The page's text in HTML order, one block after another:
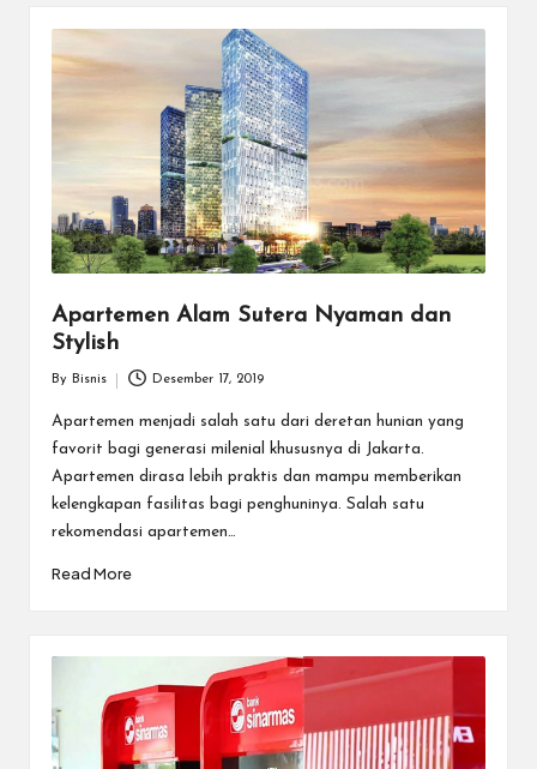
Apartemen Alam Sutera Nyaman dan
Stylish
by
By Bisnis Desember 17, 2019
Apartemen menjadi salah satu dari deretan hunian yang
favorit bagi generasi milenial khususnya di Jakarta.
Apartemen dirasa lebih praktis dan mampu memberikan
kelengkapan fasilitas bagi penghuninya. Salah satu
rekomendasi apartemen…
Read More